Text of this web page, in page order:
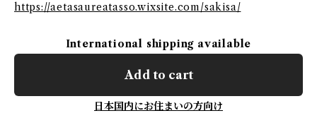
https://aetasaureatasso.wixsite.com/sakisa/
International shipping available
Add to cart
日本国内にお住まいの方向け